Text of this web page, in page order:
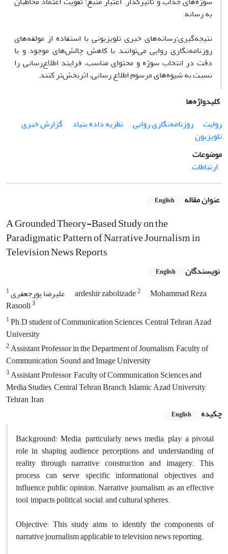
به رسانه.
نتیجه‌گیری:رسانه‌های خبری تلویزیونی با استفاده از مولفه‌های
روزنامه‌نگاری روایی می‌توانند با کاهش چالش‌های موجود و با
دقت در انتخاب سوژه و محتوای مناسب، فرایند اطلاع‌رسانی را
نسبت به شیوه‌های مرسوم اطلاع رسانی، اثربخش‌تر کنند.
کلیدواژه‌ها
روایت
روزنامه‌نگاری روایی نظریه داده بنیاد
گزارش خبری
تلویزیون
موضوعات
ارتباطات
عنوان مقاله English
A Grounded Theory-Based Study on the
Paradigmatic Pattern of Narrative Journalism in
Television News Reports
نویسندگان English
علیرضا پورجعفری1 ardeshir zabolizade2
Mohammad Reza
Rasooli3
1Ph.D student of Communication Sciences, Central Tehran Azad
University
2Assistant Professor in the Department of Journalism, Faculty of
Communication, Sound and Image University
3Assistant Professor, Faculty of Communication Sciences and
Media Studies, Central Tehran Branch, Islamic Azad University,
Tehran, Iran
چکیده
English
Background: Media, particularly news media, play a pivotal
role in shaping audience perceptions and understanding of
reality through narrative construction and imagery. This
process can serve specific informational objectives and
influence public opinion. Narrative journalism, as an effective
tool, impacts political, social, and cultural spheres.
Objective: This study aims to identify the components of
narrative journalism applicable to television news reporting.